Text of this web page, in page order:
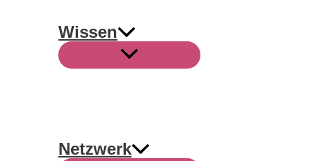
Wissen
Netzwerk